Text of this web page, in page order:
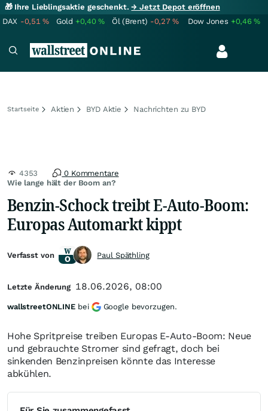
🎁 Ihre Lieblingsaktie geschenkt.→ Jetzt Depot eröffnen
DAX -0,51% Gold +0,40% Öl (Brent) -0,27% Dow Jones +0,46%
Startseite Aktien BYD Aktie Nachrichten zu BYD
Wie lange hält der Boom an?
4353 0 Kommentare
Benzin-Schock treibt E-Auto-Boom:
Europas Automarkt kippt
Hohe Spritpreise treiben Europas E-Auto-Boom: Neue
und gebrauchte Stromer sind gefragt, doch bei
sinkenden Benzinpreisen könnte das Interesse
abkühlen.
Verfasst von Paul Späthling
Letzte Änderung 18.06.2026, 08:00
wallstreetONLINE bei Google bevorzugen.